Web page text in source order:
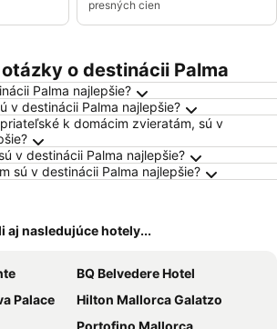
presných cien
o destinácii Palma
Palma najlepšie?
v destinácii Palma najlepšie?
k domácim zvieratám, sú v
v destinácii Palma najlepšie?
sú v destinácii Palma najlepšie?
aj nasledujúce hotely...
BQ Belvedere Hotel
Palace
Hilton Mallorca Galatzo
Portofino Mallorca